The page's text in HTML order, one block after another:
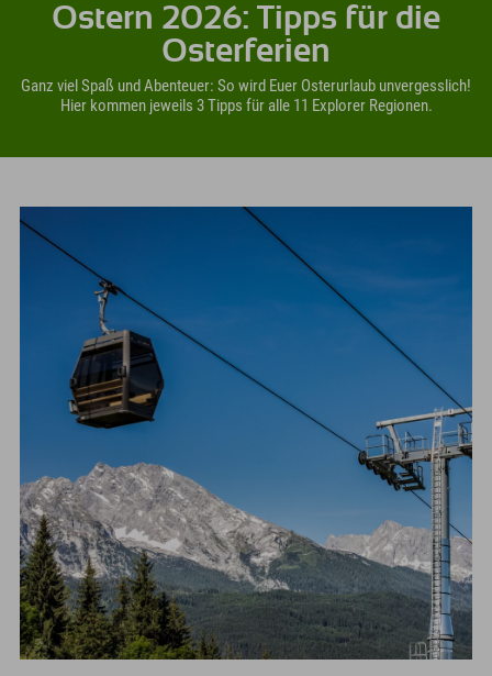
Ostern 2026: Tipps für die
Osterferien
Ganz viel Spaß und Abenteuer: So wird Euer Osterurlaub unvergesslich!
Hier kommen jeweils 3 Tipps für alle 11 Explorer Regionen.